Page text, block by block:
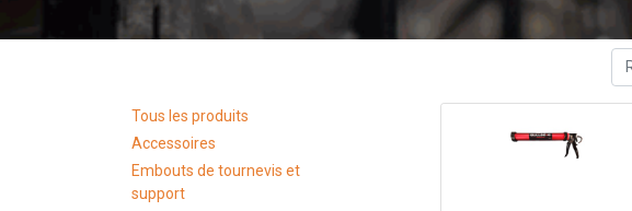
Tous les produits
Accessoires
Embouts de tournevis et
support